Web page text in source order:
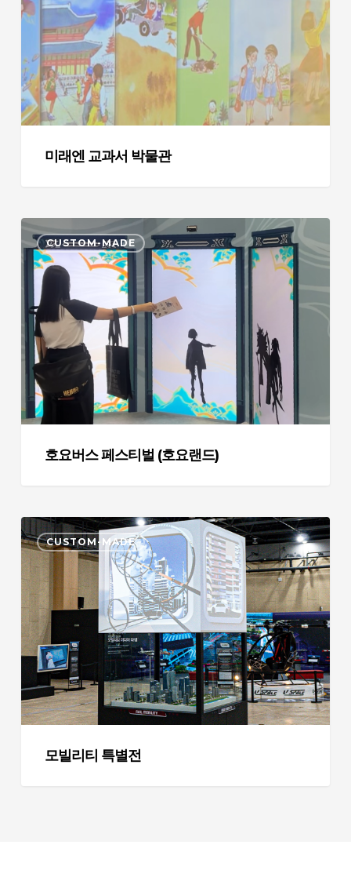
과
물
관
미래엔 교과서 박물관
CUSTOM-MADE
요
페
요
호요버스 페스티벌 (호요랜드)
CUSTOM-MADE
모
빌
리
티
특
별
전
모빌리티 특별전